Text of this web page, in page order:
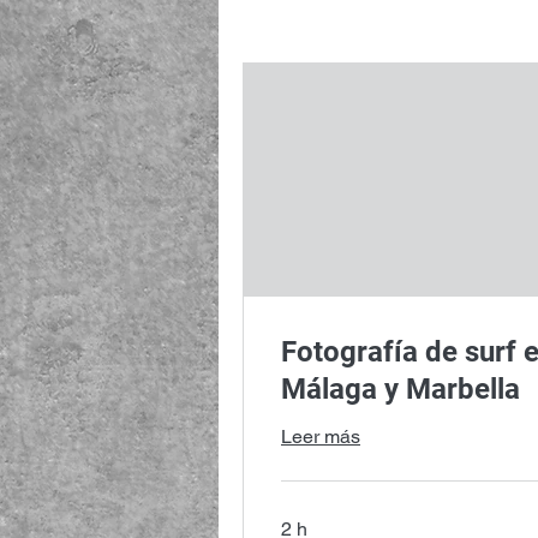
Fotografía de surf
Málaga y Marbella
Leer más
2 h